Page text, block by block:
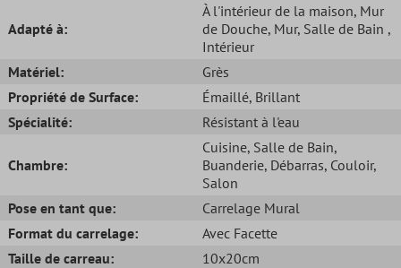
Adapté à:
À l'intérieur de la maison, Mur
de Douche, Mur, Salle de Bain ,
Intérieur
Matériel:
Grès
Propriété de Surface:
Émaillé, Brillant
Spécialité:
Résistant à l'eau
Chambre:
Cuisine, Salle de Bain,
Buanderie, Débarras, Couloir,
Salon
Pose en tant que:
Carrelage Mural
Format du carrelage:
Avec Facette
Taille de carreau:
10x20cm